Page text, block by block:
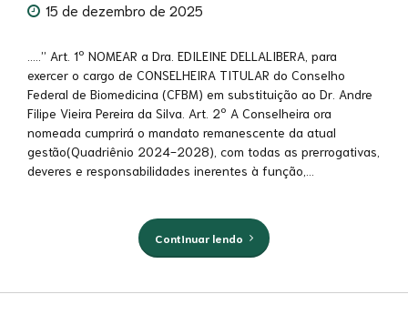
15 de dezembro de 2025
…..” Art. 1º NOMEAR a Dra. EDILEINE DELLALIBERA, para
exercer o cargo de CONSELHEIRA TITULAR do Conselho
Federal de Biomedicina (CFBM) em substituição ao Dr. Andre
Filipe Vieira Pereira da Silva. Art. 2º A Conselheira ora
nomeada cumprirá o mandato remanescente da atual
gestão(Quadriênio 2024-2028), com todas as prerrogativas,
deveres e responsabilidades inerentes à função,...
Continuar lendo